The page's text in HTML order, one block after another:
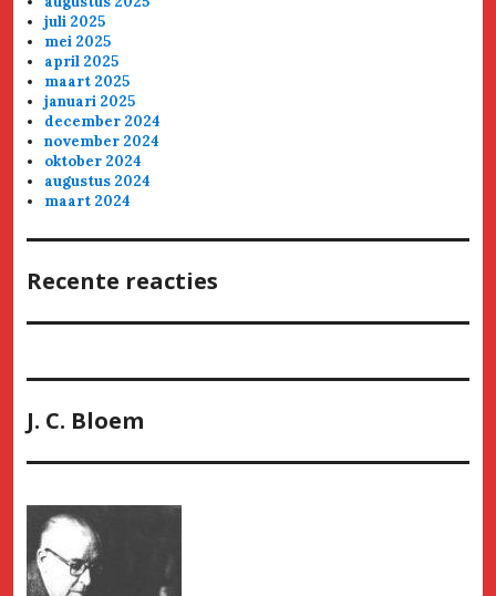
juli 2025
mei 2025
april 2025
maart 2025
januari 2025
december 2024
november 2024
oktober 2024
augustus 2024
maart 2024
Recente reacties
J. C. Bloem